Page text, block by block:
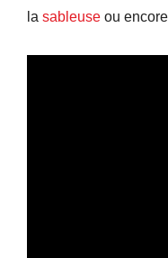
la sableuse ou